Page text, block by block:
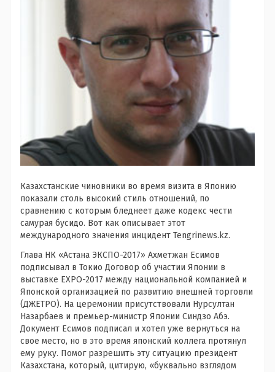
Казахстанские чиновники во время визита в Японию
показали столь высокий стиль отношений, по
сравнению с которым бледнеет даже кодекс чести
самурая бусидо. Вот как описывает этот
международного значения инцидент Tengrinews.kz.
Глава НК «Астана ЭКСПО-2017» Ахметжан Есимов
подписывал в Токио Договор об участии Японии в
выставке EXPO-2017 между национальной компанией и
Японской организацией по развитию внешней торговли
(ДЖЕТРО). На церемонии присутствовали Нурсултан
Назарбаев и премьер-министр Японии Синдзо Абэ.
Документ Есимов подписал и хотел уже вернуться на
свое место, но в это время японский коллега протянул
ему руку. Помог разрешить эту ситуацию президент
Казахстана, который, цитирую, «буквально взглядом